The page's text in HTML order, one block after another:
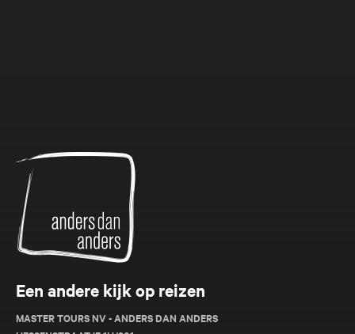
Anders
dan
Anders
Een andere kijk op reizen
MASTER TOURS NV - ANDERS DAN ANDERS